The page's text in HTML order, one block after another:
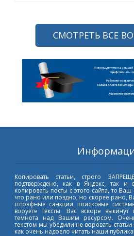
СМОТРЕТЬ ВСЕ
Копировать статьи, строго
подтверждено, как в Яндекс, так и
копировать посты с этого сайта, то Ваш
что рано или поздно, но скорее рано,
штрафные санкции поисковые
воруете тексты. Вас вскоре
темнота над Вашим ресурсом.
текстом мы убедили не воровать
как очень надоело читать наши